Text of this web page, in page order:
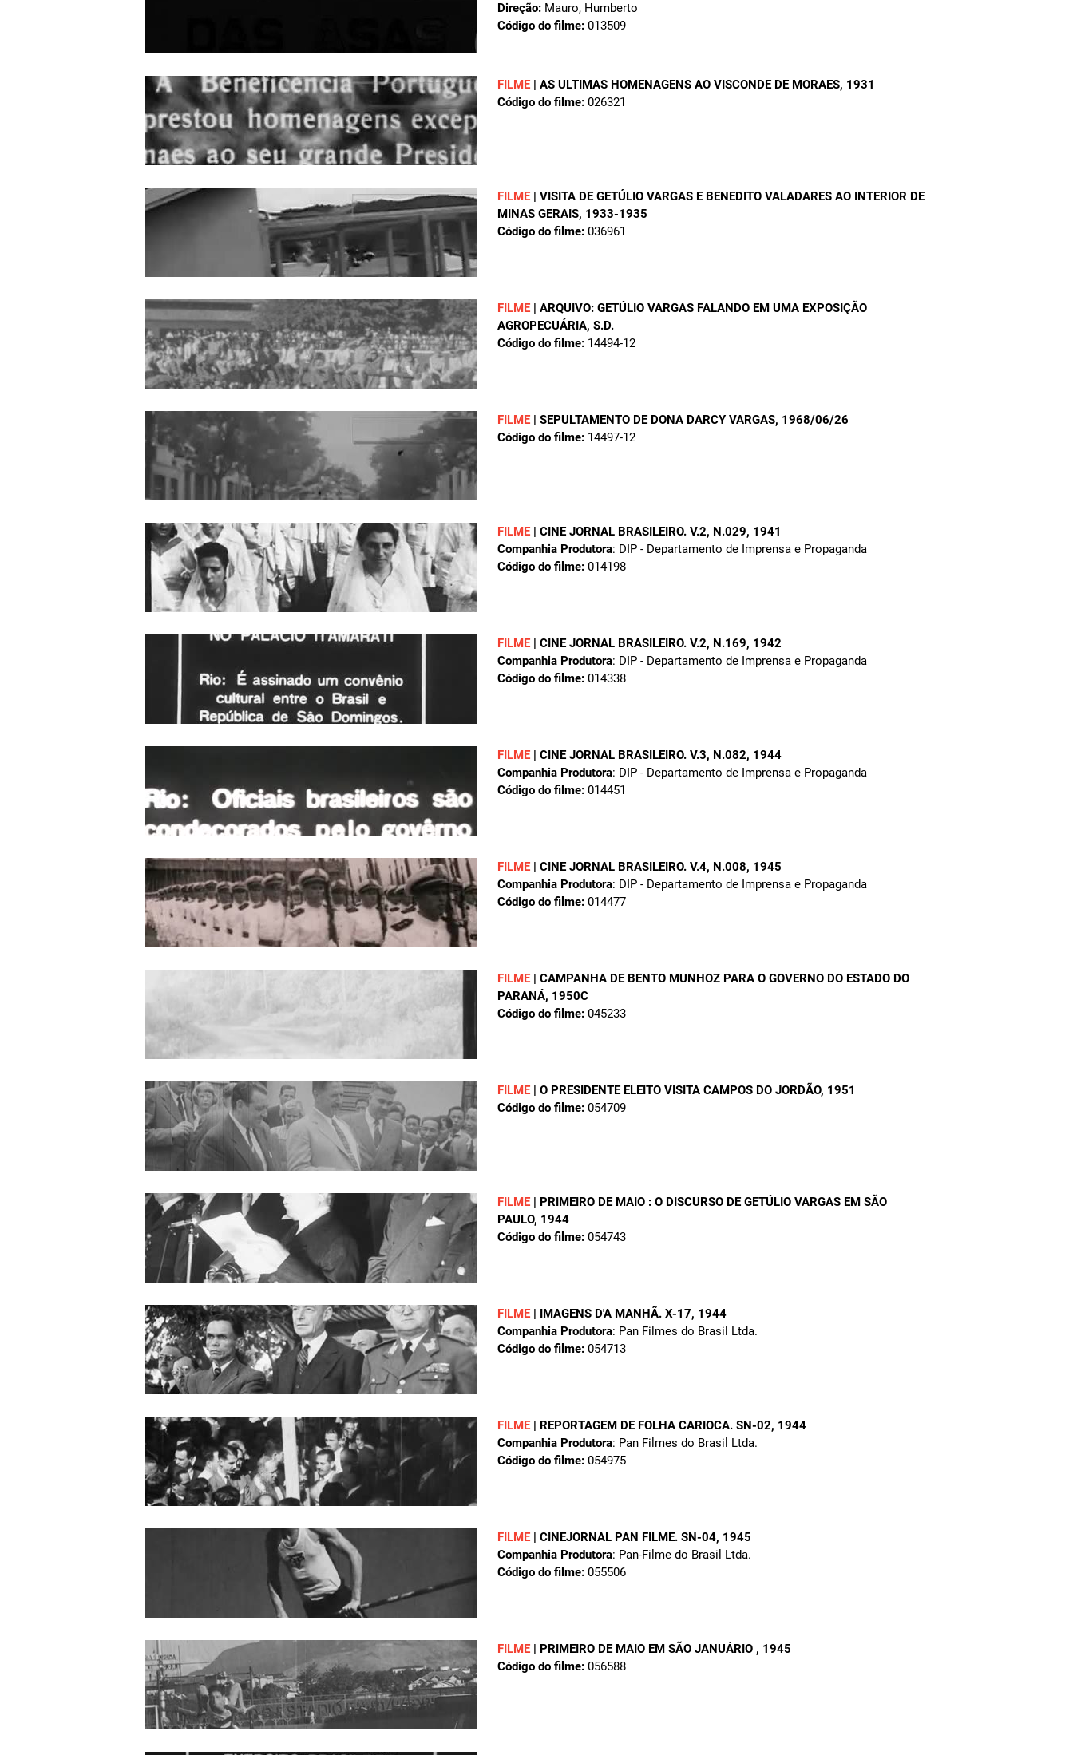
Direção: Mauro, Humberto
Código do filme: 013509
FILME | AS ULTIMAS HOMENAGENS AO VISCONDE DE MORAES, 1931
Código do filme: 026321
FILME | VISITA DE GETÚLIO VARGAS E BENEDITO VALADARES AO INTERIOR DE
MINAS GERAIS, 1933-1935
Código do filme: 036961
FILME | ARQUIVO: GETÚLIO VARGAS FALANDO EM UMA EXPOSIÇÃO
AGROPECUÁRIA, S.D.
Código do filme: 14494-12
FILME | SEPULTAMENTO DE DONA DARCY VARGAS, 1968/06/26
Código do filme: 14497-12
FILME | CINE JORNAL BRASILEIRO. V.2, N.029, 1941
Companhia Produtora: DIP - Departamento de Imprensa e Propaganda
Código do filme: 014198
FILME | CINE JORNAL BRASILEIRO. V.2, N.169, 1942
Companhia Produtora: DIP - Departamento de Imprensa e Propaganda
Código do filme: 014338
FILME | CINE JORNAL BRASILEIRO. V.3, N.082, 1944
Companhia Produtora: DIP - Departamento de Imprensa e Propaganda
Código do filme: 014451
FILME | CINE JORNAL BRASILEIRO. V.4, N.008, 1945
Companhia Produtora: DIP - Departamento de Imprensa e Propaganda
Código do filme: 014477
FILME | CAMPANHA DE BENTO MUNHOZ PARA O GOVERNO DO ESTADO DO
PARANÁ, 1950C
Código do filme: 045233
FILME | O PRESIDENTE ELEITO VISITA CAMPOS DO JORDÃO, 1951
Código do filme: 054709
FILME | PRIMEIRO DE MAIO : O DISCURSO DE GETÚLIO VARGAS EM SÃO
PAULO, 1944
Código do filme: 054743
FILME | IMAGENS D'A MANHÃ. X-17, 1944
Companhia Produtora: Pan Filmes do Brasil Ltda.
Código do filme: 054713
FILME | REPORTAGEM DE FOLHA CARIOCA. SN-02, 1944
Companhia Produtora: Pan Filmes do Brasil Ltda.
Código do filme: 054975
FILME | CINEJORNAL PAN FILME. SN-04, 1945
Companhia Produtora: Pan-Filme do Brasil Ltda.
Código do filme: 055506
FILME | PRIMEIRO DE MAIO EM SÃO JANUÁRIO , 1945
Código do filme: 056588